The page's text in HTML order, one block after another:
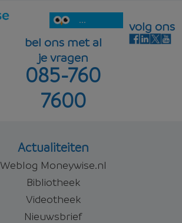
...
bel ons met al
je vragen
085-760
7600
volg ons
Actualiteiten
Weblog Moneywise.nl
Bibliotheek
Videotheek
Nieuwsbrief